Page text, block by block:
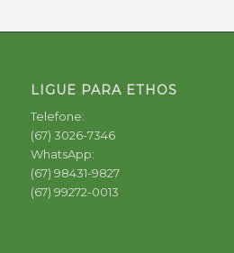
LIGUE PARA ETHOS
Telefone:
(67) 3026-7346
WhatsApp:
(67) 98431-9827
(67) 99272-0013